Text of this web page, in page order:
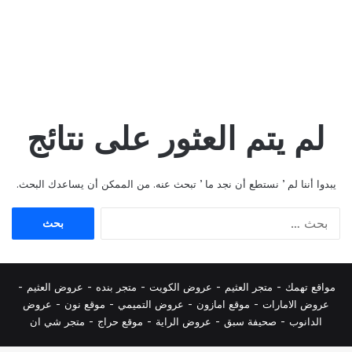
لم يتم العثور على نتائج
يبدوا أننا لم ’ نستطع أن نجد ما ’ تبحث عنه. من الممكن أن يساعدك البحث.
مواقع تهمك - متجر العثيم - عروض الكويت - متجر بنده - عروض العثيم -
عروض الامارات - موقع امازون - عروض التميمي - موقع نون - عروض
الدانوب - صحيفة سبق - عروض الراية - موقع حراج - متجر شي ان